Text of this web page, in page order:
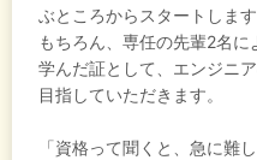
ぶところからスタートします
もちろん、専任の先輩2名
学んだ証として、エンジニ
目指していただきます。
「資格って聞くと、急に難